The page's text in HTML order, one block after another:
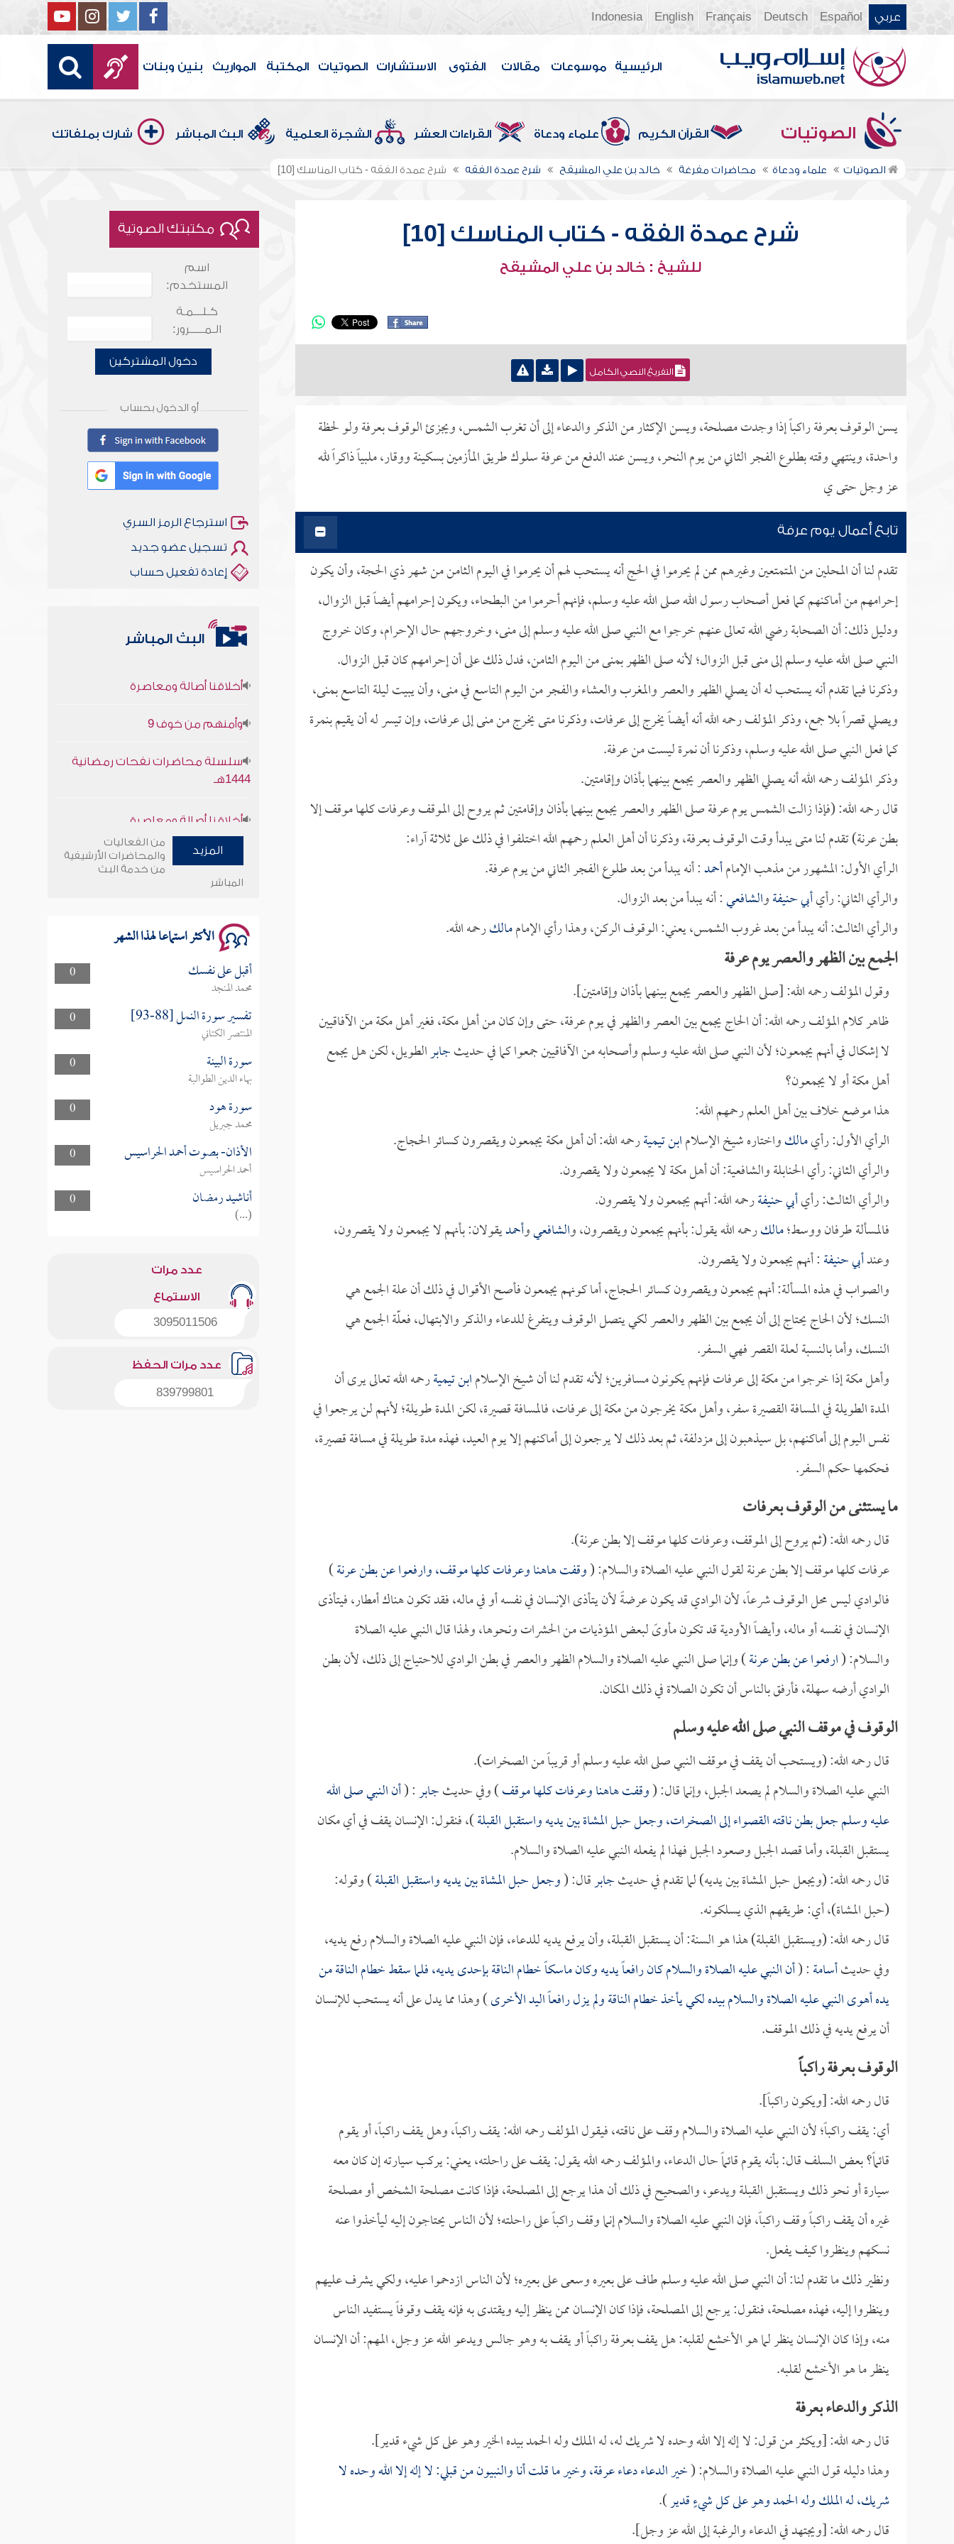
عربي Español
Deutsch
Français
English
Indonesia
الرئيسية موسوعات مقالات الفتوى الاستشارات الصوتيات المكتبة المواريث بنين وبنات
الصوتيات القرآن الكريم علماء ودعاة القراءات العشر الشجرة العلمية البث المباشر شارك بملفاتك
الصوتيات علماء ودعاة محاضرات مفرغة خالد بن علي المشيقح شرح عمدة الفقه شرح عمدة الفقه - كتاب المناسك [10]
شرح عمدة الفقه - كتاب المناسك [10]
للشيخ : خالد بن علي المشيقح
التفريغ النصي الكامل
يسن الوقوف بعرفة راكباً إذا وجدت مصلحة، ويسن الإكثار من الذكر والدعاء إلى أن تغرب الشمس، ويجزئ الوقوف بعرفة ولو لحظة
واحدة، وينتهي وقته بطلوع الفجر الثاني من يوم النحر، ويسن عند الدفع من عرفة سلوك طريق المأزمين بسكينة ووقار، ملبياً ذاكراً لله
عز وجل حتى ي
تابع أعمال يوم عرفة
تقدم لنا أن المحلين من المتمتعين وغيرهم ممن لم يحرموا في الحج أنه يستحب لهم أن يحرموا في اليوم الثامن من شهر ذي الحجة، وأن يكون
إحرامهم من أماكنهم كما فعل أصحاب رسول الله صلى الله عليه وسلم، فإنهم أحرموا من البطحاء، ويكون إحرامهم أيضاً قبل الزوال،
ودليل ذلك: أن الصحابة رضي الله تعالى عنهم خرجوا مع النبي صلى الله عليه وسلم إلى منى، وخروجهم حال الإحرام، وكان خروج
النبي صلى الله عليه وسلم إلى منى قبل الزوال؛ لأنه صلى الظهر بمنى من اليوم الثامن، فدل ذلك على أن إحرامهم كان قبل الزوال.
وذكرنا فيما تقدم أنه يستحب له أن يصلي الظهر والعصر والمغرب والعشاء والفجر من اليوم التاسع في منى، وأن يبيت ليلة التاسع بمنى،
ويصلي قصراً بلا جمع، وذكر المؤلف رحمه الله أنه أيضاً يخرج إلى عرفات، وذكرنا متى يخرج من منى إلى عرفات، وإن تيسر له أن يقيم بنمرة
كما فعل النبي صلى الله عليه وسلم، وذكرنا أن نمرة ليست من عرفة.
وذكر المؤلف رحمه الله أنه يصلي الظهر والعصر يجمع بينهما بأذان وإقامتين.
قال رحمه الله: (فإذا زالت الشمس يوم عرفة صلى الظهر والعصر يجمع بينهما بأذان وإقامتين ثم يروح إلى الموقف وعرفات كلها موقف إلا
بطن عرنة) تقدم لنا متى يبدأ وقت الوقوف بعرفة، وذكرنا أن أهل العلم رحمهم الله اختلفوا في ذلك على ثلاثة آراء:
الرأي الأول: المشهور من مذهب الإمامأحمد: أنه يبدأ من بعد طلوع الفجر الثاني من يوم عرفة.
والرأي الثاني: رأيأبي حنيفةوالشافعي: أنه يبدأ من بعد الزوال.
والرأي الثالث: أنه يبدأ من بعد غروب الشمس، يعني: الوقوف الركن، وهذا رأي الإماممالكرحمه الله.
الجمع بين الظهر والعصر يوم عرفة
وقول المؤلف رحمه الله: [صلى الظهر والعصر يجمع بينهما بأذان وإقامتين].
ظاهر كلام المؤلف رحمه الله: أن الحاج يجمع بين العصر والظهر في يوم عرفة، حتى وإن كان من أهل مكة، فغير أهل مكة من الآفاقيين
لا إشكال في أنهم يجمعون؛ لأن النبي صلى الله عليه وسلم وأصحابه من الآفاقيين جمعوا كما في حديثجابرالطويل، لكن هل يجمع
أهل مكة أو لا يجمعون؟
هذا موضع خلاف بين أهل العلم رحمهم الله:
الرأي الأول: رأيمالكواختاره شيخ الإسلامابن تيميةرحمه الله: أن أهل مكة يجمعون ويقصرون كسائر الحجاج.
والرأي الثاني: رأي الحنابلة والشافعية: أن أهل مكة لا يجمعون ولا يقصرون.
والرأي الثالث: رأيأبي حنيفةرحمه الله: أنهم يجمعون ولا يقصرون.
فالمسألة طرفان ووسط؛مالكرحمه الله يقول: بأنهم يجمعون ويقصرون، والشافعيوأحمديقولان: بأنهم لا يجمعون ولا يقصرون،
وعندأبي حنيفة: أنهم يجمعون ولا يقصرون.
والصواب في هذه المسألة: أنهم يجمعون ويقصرون كسائر الحجاج، أما كونهم يجمعون فأصح الأقوال في ذلك أن علة الجمع هي
النسك؛ لأن الحاج يحتاج إلى أن يجمع بين الظهر والعصر لكي يتصل الوقوف ويتفرغ للدعاء والذكر والابتهال، فعلّة الجمع هي
النسك، وأما بالنسبة لعلة القصر فهي السفر.
وأهل مكة إذا خرجوا من مكة إلى عرفات فإنهم يكونون مسافرين؛ لأنه تقدم لنا أن شيخ الإسلامابن تيميةرحمه الله تعالى يرى أن
المدة الطويلة في المسافة القصيرة سفر، وأهل مكة يخرجون من مكة إلى عرفات، فالمسافة قصيرة، لكن المدة طويلة؛ لأنهم لن يرجعوا في
نفس اليوم إلى أماكنهم، بل سيذهبون إلى مزدلفة، ثم بعد ذلك لا يرجعون إلى أماكنهم إلا يوم العيد، فهذه مدة طويلة في مسافة قصيرة،
فحكمها حكم السفر.
ما يستثنى من الوقوف بعرفات
قال رحمه الله: (ثم يروح إلى الموقف، وعرفات كلها موقف إلا بطن عرنة).
عرفات كلها موقف إلا بطن عرنة لقول النبي عليه الصلاة والسلام: (وقفت هاهنا وعرفات كلها موقف، وارفعوا عن بطن عرنة)
فالوادي ليس محل الوقوف شرعاً، لأن الوادي قد يكون عرضةً لأن يتأذى الإنسان في نفسه أو في ماله، فقد تكون هناك أمطار، فيتأذى
الإنسان في نفسه أو ماله، وأيضاً الأودية قد تكون مأوىً لبعض المؤذيات من الحشرات ونحوها، ولهذا قال النبي عليه الصلاة
والسلام: (ارفعوا عن بطن عرنة) وإنما صلى النبي عليه الصلاة والسلام الظهر والعصر في بطن الوادي للاحتياج إلى ذلك، لأن بطن
الوادي أرضه سهلة، فأرفق بالناس أن تكون الصلاة في ذلك المكان.
الوقوف في موقف النبي صلى الله عليه وسلم
قال رحمه الله: (ويستحب أن يقف في موقف النبي صلى الله عليه وسلم أو قريباً من الصخرات).
النبي عليه الصلاة والسلام لم يصعد الجبل، وإنما قال: (وقفت هاهنا وعرفات كلها موقف) وفي حديثجابر: (أن النبي صلى الله
عليه وسلم جعل بطن ناقته القصواء إلى الصخرات، وجعل حبل المشاة بين يديه واستقبل القبلة)، فنقول: الإنسان يقف في أي مكان
يستقبل القبلة، وأما قصد الجبل وصعود الجبل فهذا لم يفعله النبي عليه الصلاة والسلام.
قال رحمه الله: (ويجعل حبل المشاة بين يديه) لما تقدم في حديثجابرقال: (وجعل حبل المشاة بين يديه واستقبل القبلة) وقوله:
(حبل المشاة)، أي: طريقهم الذي يسلكونه.
قال رحمه الله: (ويستقبل القبلة) هذا هو السنة: أن يستقبل القبلة، وأن يرفع يديه للدعاء، فإن النبي عليه الصلاة والسلام رفع يديه،
وفي حديثأسامة: (أن النبي عليه الصلاة والسلام كان رافعاً يديه وكان ماسكاً خطام الناقة بإحدى يديه، فلما سقط خطام الناقة من
يده أهوى النبي عليه الصلاة والسلام بيده لكي يأخذ خطام الناقة ولم يزل رافعاً اليد الأخرى) وهذا مما يدل على أنه يستحب للإنسان
أن يرفع يديه في ذلك الموقف.
الوقوف بعرفة راكباً
قال رحمه الله: [ويكون راكباً].
أي: يقف راكباً؛ لأن النبي عليه الصلاة والسلام وقف على ناقته، فيقول المؤلف رحمه الله: يقف راكباً، وهل يقف راكباً، أو يقوم
قائماً؟ بعض السلف قال: بأنه يقوم قائماً حال الدعاء، والمؤلف رحمه الله يقول: يقف على راحلته، يعني: يركب سيارته إن كان معه
سيارة أو نحو ذلك ويستقبل القبلة ويدعو، والصحيح في ذلك أن هذا يرجع إلى المصلحة، فإذا كانت مصلحة الشخص أو مصلحة
غيره أن يقف راكباً وقف راكباً، فإن النبي عليه الصلاة والسلام إنما وقف راكباً على راحلته؛ لأن الناس يحتاجون إليه ليأخذوا عنه
نسكهم وينظروا كيف يفعل.
ونظير ذلك ما تقدم لنا: أن النبي صلى الله عليه وسلم طاف على بعيره وسعى على بعيره؛ لأن الناس ازدحموا عليه، ولكي يشرف عليهم
وينظروا إليه، فهذه مصلحة، فنقول: يرجع إلى المصلحة، فإذا كان الإنسان ممن ينظر إليه ويقتدى به فإنه يقف وقوفاً يستفيد الناس
منه، وإذا كان الإنسان ينظر لما هو الأخشع لقلبه: هل يقف بعرفة راكباً أو يقف به وهو جالس ويدعو الله عز وجل، المهم: أن الإنسان
ينظر ما هو الأخشع لقلبه.
الذكر والدعاء بعرفة
قال رحمه الله: [ويكثر من قول: لا إله إلا الله وحده لا شريك له، له الملك وله الحمد بيده الخير وهو على كل شيء قدير].
وهذا دليله قول النبي عليه الصلاة والسلام: (خير الدعاء دعاء عرفة، وخير ما قلت أنا والنبيون من قبلي: لا إله إلا الله وحده لا
شريك، له الملك وله الحمد وهو على كل شيءٍ قدير).
قال رحمه الله: [ويجتهد في الدعاء والرغبة إلى الله عز وجل].
مكتبتك الصوتية
اسم
المستخدم:
كـلـــمـة
الـمـــــرور:
دخول المشتركين
أو الدخول بحساب
استرجاع الرمز السري
تسجيل عضو جديد
إعادة تفعيل حساب
البث المباشر
1444هـ
وأمنهم من خوف 9
سلسلة محاضرات نفحات رمضانية
1444هـ
المزيد
من الفعاليات
والمحاضرات الأرشيفية
من خدمة البث
المباشر
الأكثر استماعا لهذا الشهر
0 أقبل على نفسك
محمد المنجد
0
تفسير سورة النمل [88-93]
المنتصر الكتاني
0
سورة البينة
بهاء الدين الطوالبة
0
سورة هود
محمد جبريل
0
الأذان- بصوت أحمد الحراسيس
أحمد الحراسيس
0
أناشيد رمضان
(...)
عدد مرات
الاستماع
3095011506
عدد مرات الحفظ
839799801